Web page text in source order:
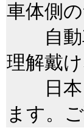
車体側
自動車
理解戴
日本と
ます。